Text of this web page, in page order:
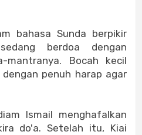
bahasa Sunda berpikir
berdoa dengan
mantranya. Bocah kecil
penuh harap agar
Ismail menghafalkan
do'a. Setelah itu, Kiai